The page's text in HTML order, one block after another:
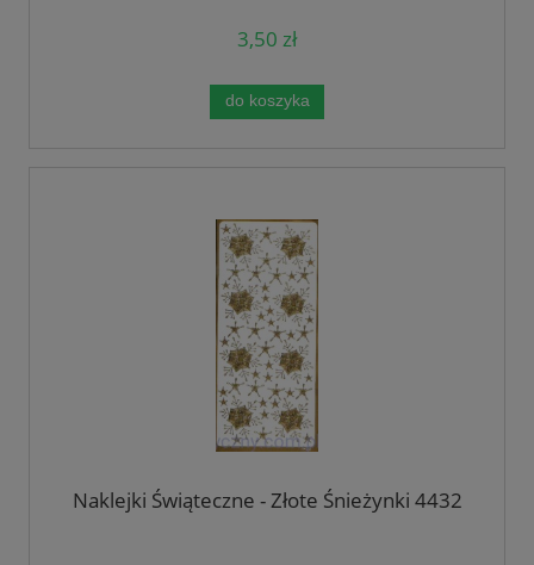
3,50 zł
do koszyka
Naklejki Świąteczne - Złote Śnieżynki 4432